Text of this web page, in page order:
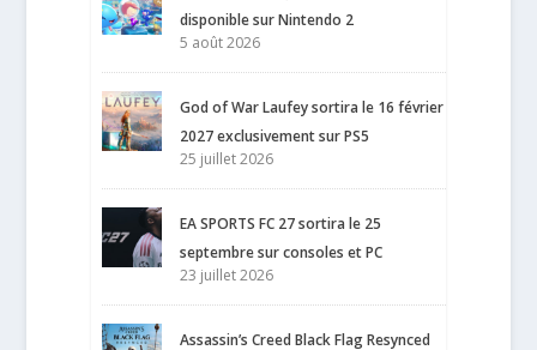
disponible sur Nintendo 2
5 août 2026
God of War Laufey sortira le 16 février
2027 exclusivement sur PS5
25 juillet 2026
EA SPORTS FC 27 sortira le 25
septembre sur consoles et PC
23 juillet 2026
Assassin’s Creed Black Flag Resynced